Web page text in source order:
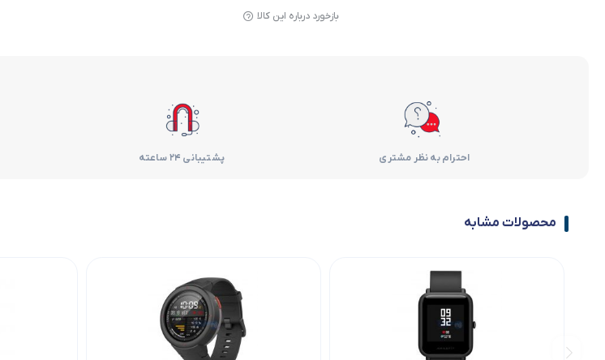
بازخورد درباره این کالا
احترام به نظر مشتری پشتیبانی 24 ساعته
محصولات مشابه